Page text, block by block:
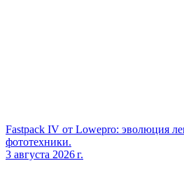
Fastpack IV от Lowepro: эволюция
фототехники.
3 августа 2026 г.